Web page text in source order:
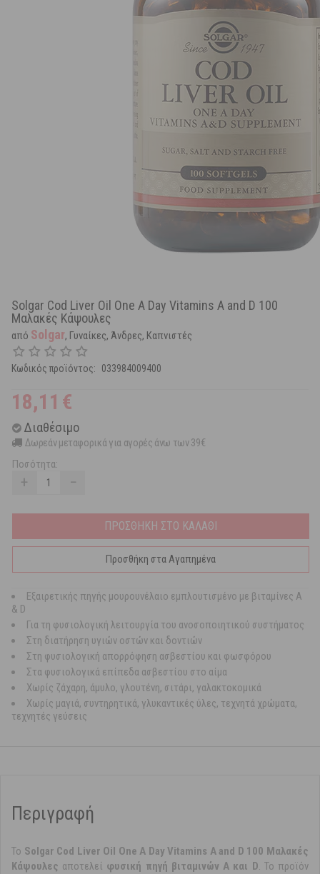
Solgar Cod Liver Oil One A Day Vitamins A and D 100
Μαλακές Κάψουλες
από Solgar, Γυναίκες, Άνδρες, Καπνιστές
Κωδικός προϊόντος: 033984009400
18,11 €
Διαθέσιμο
Δωρεάν μεταφορικά για αγορές άνω των 39€
Ποσότητα:
+ −
ΠΡΟΣΘΗΚΗ ΣΤΟ ΚΑΛΑΘΙ
Προσθήκη στα Αγαπημένα
Eξαιρετικής πηγής μουρουνέλαιο εμπλουτισμένο με βιταμίνες A
& D
Για τη φυσιολογική λειτουργία του ανοσοποιητικού συστήματος
Στη διατήρηση υγιών οστών και δοντιών
Στη φυσιολογική απορρόφηση ασβεστίου και φωσφόρου
Στα φυσιολογικά επίπεδα ασβεστίου στο αίμα
Χωρίς ζάχαρη, άμυλο, γλουτένη, σιτάρι, γαλακτοκομικά
Χωρίς μαγιά, συντηρητικά, γλυκαντικές ύλες, τεχνητά χρώματα,
τεχνητές γεύσεις
Περιγραφή
Το Solgar Cod Liver Oil One A Day Vitamins A and D 100 Μαλακές
Κάψουλες αποτελεί φυσική πηγή βιταμινών Α και D. To προϊόν